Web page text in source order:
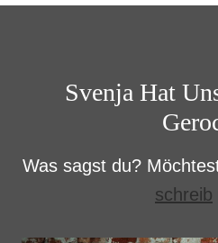
Svenja Hat
Was sagst du?
schreib